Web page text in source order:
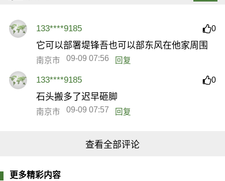
133****9185 0
它可以部署堤锋吾也可以部东风在他家周围
南京市 09-09 07:56 回复
133****9185 0
石头搬多了迟早砸脚
南京市 09-09 07:57 回复
查看全部评论
更多精彩内容